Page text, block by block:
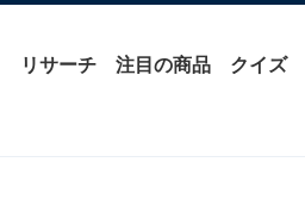
リサーチ 注目の商品 クイズ